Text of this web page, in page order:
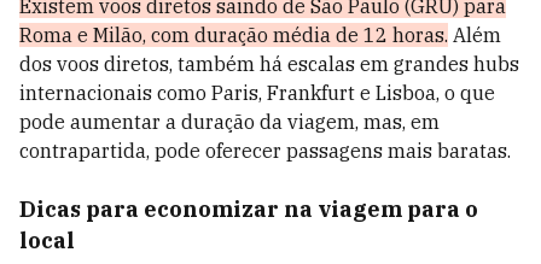
Existem voos diretos saindo de São Paulo (GRU) para
Roma e Milão, com duração média de 12 horas. Além
dos voos diretos, também há escalas em grandes hubs
internacionais como Paris, Frankfurt e Lisboa, o que
pode aumentar a duração da viagem, mas, em
contrapartida, pode oferecer passagens mais baratas.
Dicas para economizar na viagem para o
local